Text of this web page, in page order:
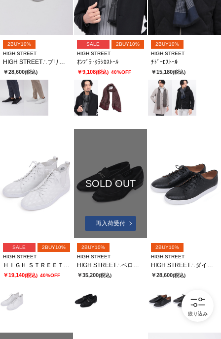
2BUY10%
HIGH STREET
HIGH STREET∴ブリック･ウイーブカタオシドレススニーカー
￥28,600(税込)
SALE
2BUY10%
HIGH STREET
ｵﾝﾌﾞﾗ･ｸﾗｼｶｽﾄｰﾙ
￥9,108(税込) 40%OFF
2BUY10%
HIGH STREET
ﾁﾄﾞｰﾛｽﾄｰﾙ
￥15,180(税込)
SALE
2BUY10%
HIGH STREET
ＨＩＧＨ ＳＴＲＥＥＴ∴サイドゴアハイカットカタオシドレススニーカー
￥19,140(税込) 40%OFF
SOLD OUT
再入荷受付
2BUY10%
HIGH STREET
HIGH STREET∴ベロア型押しビットローファー
￥35,200(税込)
2BUY10%
HIGH STREET
HIGH STREET∴ダイヤキルト型押しドレススニーカー
￥28,600(税込)
絞り込み